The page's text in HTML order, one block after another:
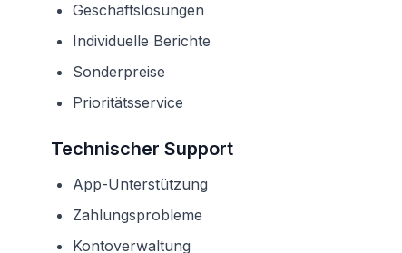
Geschäftslösungen
Individuelle Berichte
Sonderpreise
Prioritätsservice
Technischer Support
App-Unterstützung
Zahlungsprobleme
Kontoverwaltung